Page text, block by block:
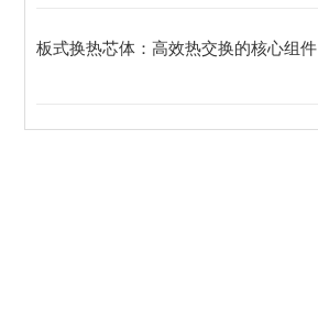
板式换热芯体：高效热交换的核心组件